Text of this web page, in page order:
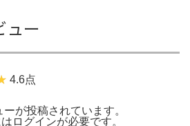
ュー
4.6点
が投稿されています。
ログインが必要です。